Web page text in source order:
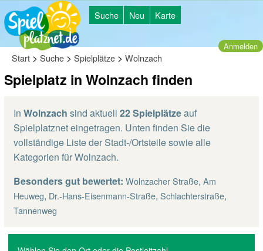
Suche Neu Karte
Anmelden
Start > Suche > Spielplätze > Wolnzach
Spielplatz in Wolnzach finden
In Wolnzach sind aktuell 22 Spielplätzeauf
Spielplatznet eingetragen. Unten finden Sie die
vollständige Liste der Stadt-/Ortsteile sowie alle
Kategorien für Wolnzach.
Besonders gut bewertet: Wolnzacher Straße, Am
Heuweg, Dr.-Hans-Eisenmann-Straße, Schlachterstraße,
Tannenweg